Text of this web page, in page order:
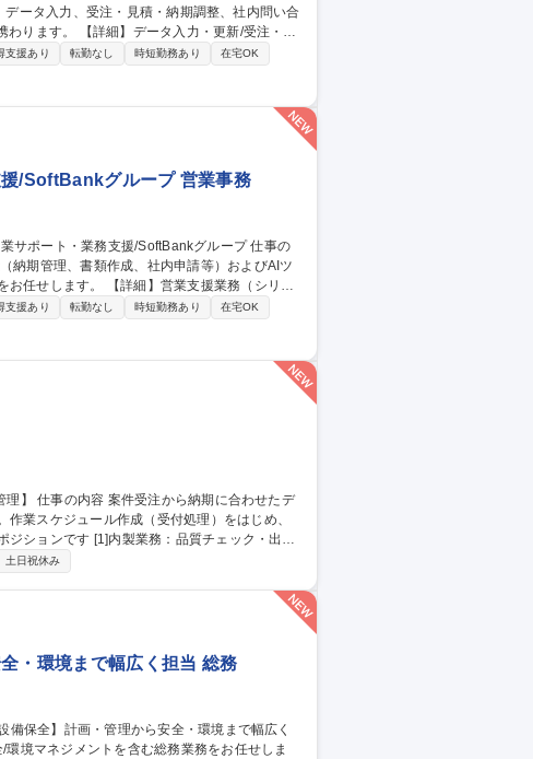
・更新/受注・見
や売上データ等の資料作成/AIツール(Microsoft
対応の業務改善 【働き方】TeamsやGmailを活
に働ける環境を整えています。 募集職種
当)・業務改善
支援あり 転勤なし 時短勤務あり
在宅OK
援/SoftBankグループ 営業事務
納期管理、書類作成、社内申請等）およびAIツ
営業支援業務（シリア
書・請求書等の書類作成・発行/押印申請等の社
業務改善/業務の標準化・マニュアル整備 【働
ており、業務に慣れた後は週1～2日程度の在
営業サポート・業務支援/SoftBankグループ
支援あり 転勤なし 時短勤務あり
在宅OK
業スケジュール作成（受付処理）をはじめ、
品質チェック・出荷
件コントロール：月150～350件の進捗管理 ・顧
土日祝休み
・環境まで幅広く担当 総務